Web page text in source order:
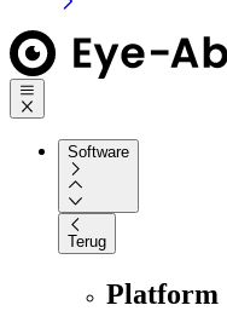
Software
Terug
Platform